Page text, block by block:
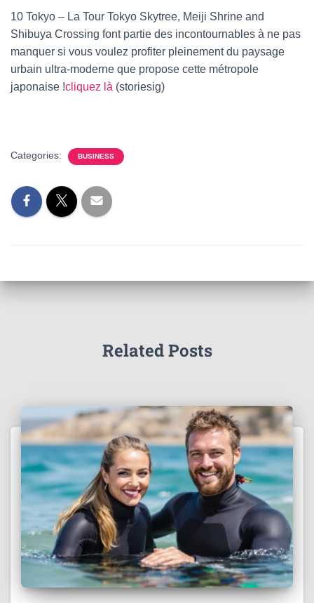
10 Tokyo – La Tour Tokyo Skytree, Meiji Shrine and
Shibuya Crossing font partie des incontournables à ne pas
manquer si vous voulez profiter pleinement du paysage
urbain ultra-moderne que propose cette métropole
japonaise !cliquez là (storiesig)
Categories: BUSINESS
Related Posts